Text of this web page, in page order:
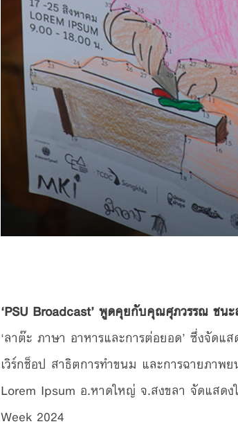
‘PSU Broadcast’ พูดคุยกับคุณศุภวรรณ ชน
‘ลาต๊ะ ภาษา อาหารและการต่อยอด’ ซึ่งจัดแ
เวิร์กช็อป สาธิตการทำขนม และการฉายภา
Lorem Ipsum อ.หาดใหญ่ จ.สงขลา จัดแสด
Week 2024